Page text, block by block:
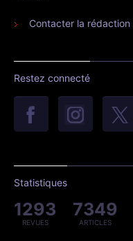
Contacter la rédaction
Restez connecté
Statistiques
1293
REVUES
7349
ARTICLES